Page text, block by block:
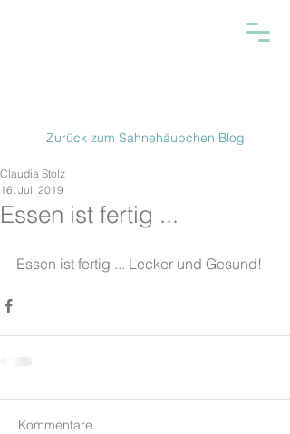
Zurück zum Sahnehäubchen Blog
Essen ist fertig ...
Claudia Stolz
16. Juli 2019
Essen ist fertig ... Lecker und Gesund!
Kommentare